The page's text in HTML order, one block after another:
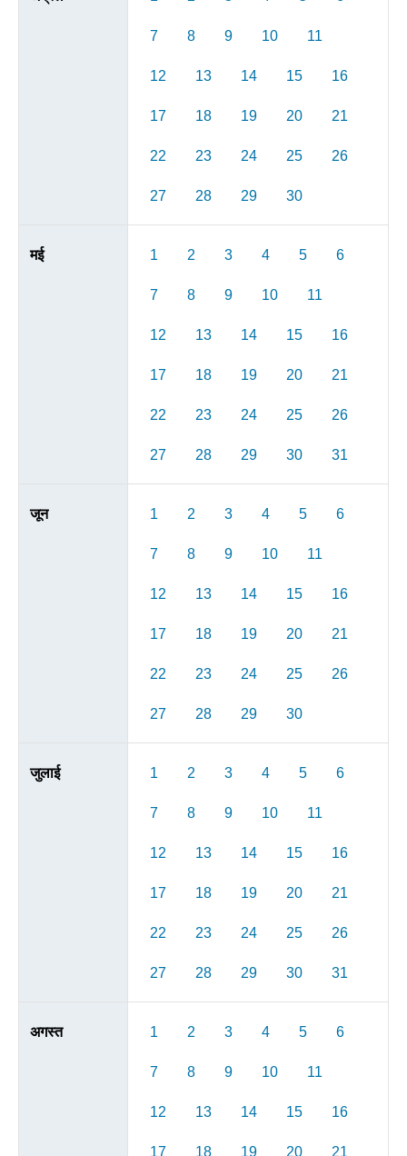
7 8 9 10 11
12 13 14 15 16
17 18 19 20 21
22 23 24 25 26
27 28 29 30
मई 1 2 3 4 5 6
7 8 9 10 11
12 13 14 15 16
17 18 19 20 21
22 23 24 25 26
27 28 29 30 31
जून 1 2 3 4 5 6
7 8 9 10 11
12 13 14 15 16
17 18 19 20 21
22 23 24 25 26
27 28 29 30
जुलाई 1 2 3 4 5 6
7 8 9 10 11
12 13 14 15 16
17 18 19 20 21
22 23 24 25 26
27 28 29 30 31
अगस्त 1 2 3 4 5 6
7 8 9 10 11
12 13 14 15 16
17 18 19 20 21